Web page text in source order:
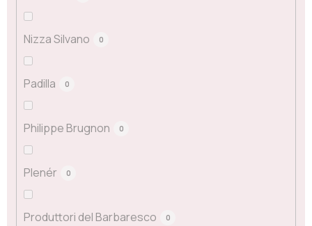
Nizza Silvano 0
Padilla 0
Philippe Brugnon 0
Plenér 0
Produttori del Barbaresco 0